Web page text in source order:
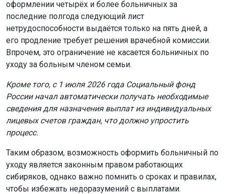
оформлении четырёх и более больничных за
последние полгода следующий лист
нетрудоспособности выдаётся только на пять дней, а
его продление требует решения врачебной комиссии.
Впрочем, это ограничение не касается больничных по
уходу за больным членом семьи.
Кроме того, с 1 июля 2026 года Социальный фонд
России начал автоматически получать необходимые
сведения для назначения выплат из индивидуальных
лицевых счетов граждан, что должно упростить
процесс.
Таким образом, возможность оформить больничный по
уходу является законным правом работающих
сибиряков, однако важно помнить о сроках и правилах,
чтобы избежать недоразумений с выплатами.